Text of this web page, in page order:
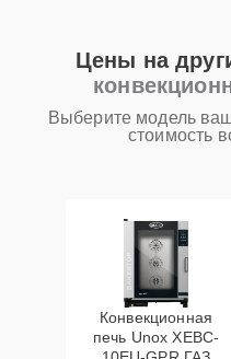
Цены на
Выберите модель
стоимость
Конвекционная
печь Unox XEBC-